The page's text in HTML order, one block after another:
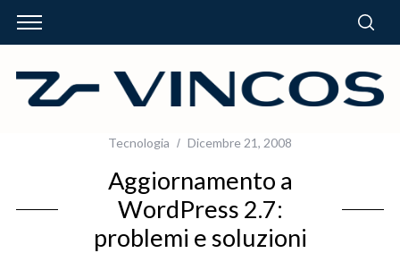
Tecnologia Dicembre 21, 2008
Aggiornamento a
WordPress 2.7:
problemi e soluzioni